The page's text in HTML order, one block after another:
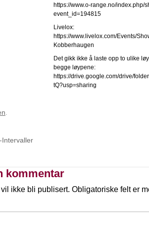
https://www.o-range.no/index.php/
event_id=194815
Livelox:
https://www.livelox.com/Events/
Kobberhaugen
Det gikk ikke å laste opp to ulike
begge løypene:
https://drive.google.com/drive/
tQ?usp=sharing
Intervaller
kommentar
ikke bli publisert. Obligatoriske felt er